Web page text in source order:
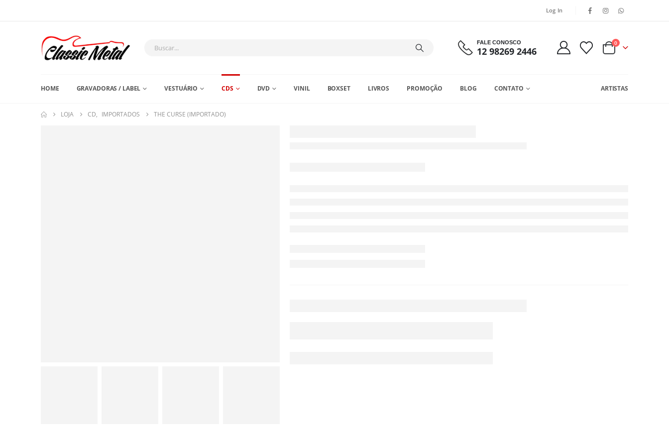
Log In
FALE CONOSCO
12 98269 2446
0
HOME GRAVADORAS / LABEL VESTUÁRIO CDS DVD VINIL BOXSET LIVROS PROMOÇÃO BLOG CONTATO ARTISTAS
LOJA CD, IMPORTADOS THE CURSE (IMPORTADO)